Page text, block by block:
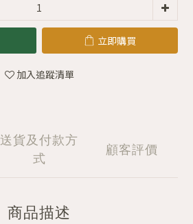
立即購買
加入追蹤清單
送貨及付款方
式
顧客評價
商品描述